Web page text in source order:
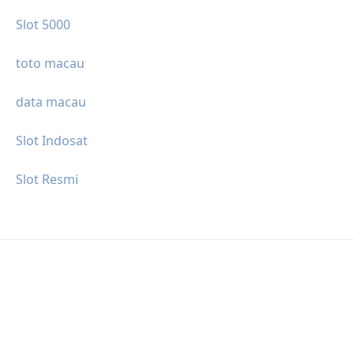
Slot 5000
toto macau
data macau
Slot Indosat
Slot Resmi